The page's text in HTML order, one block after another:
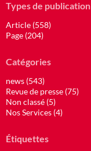
Types de publication
Article (558)
Page (204)
Catégories
news (543)
Revue de presse (75)
Non classé (5)
Nos Services (4)
Étiquettes